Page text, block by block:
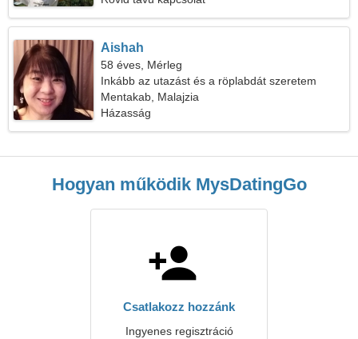
Aishah
58 éves, Mérleg
Inkább az utazást és a röplabdát szeretem
Mentakab, Malajzia
Házasság
Hogyan működik MysDatingGo
Csatlakozz hozzánk
Ingyenes regisztráció